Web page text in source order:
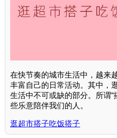
在快节奏的城市生活中，越来
丰富自己的日常活动。其中，
生活中不可或缺的部分。所谓“
些乐意陪伴我们的人。
逛超市搭子吃饭搭子